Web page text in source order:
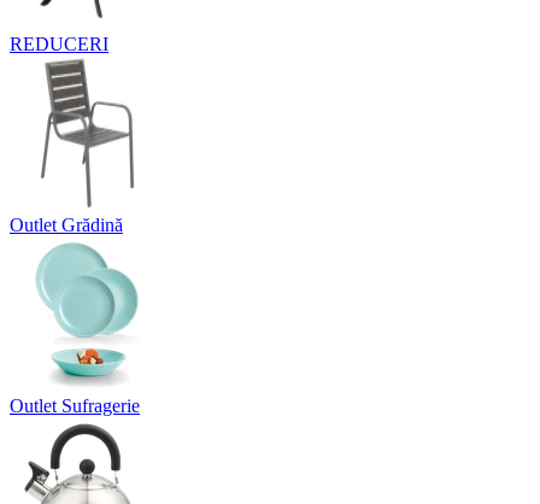
REDUCERI
Outlet Grădină
Outlet Sufragerie